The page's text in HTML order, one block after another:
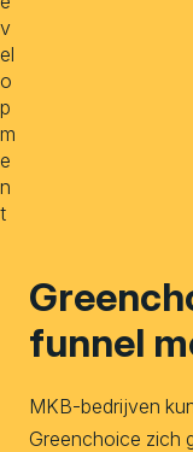
v
el
o
p
m
e
n
t
funnel
MKB-bedrijven
Greenchoice zich